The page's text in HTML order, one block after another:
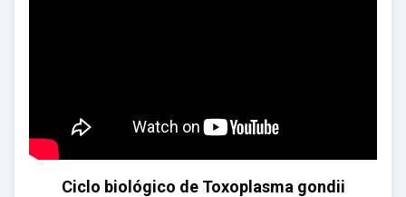
Ciclo biológico de Toxoplasma gondii